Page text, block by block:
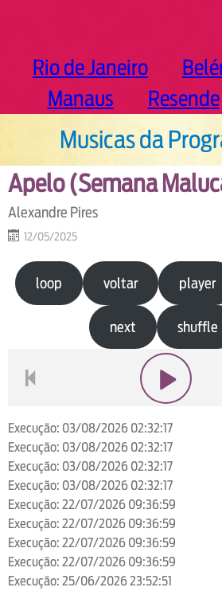
Rio de Janeiro
Manaus
Resende
Musicas da
Apelo (Semana
Alexandre Pires
12/05/2025
loop voltar player
next shuffle
Execução: 03/08/2026 02:32:17
Execução: 03/08/2026 02:32:17
Execução: 03/08/2026 02:32:17
Execução: 03/08/2026 02:32:17
Execução: 22/07/2026 09:36:59
Execução: 22/07/2026 09:36:59
Execução: 22/07/2026 09:36:59
Execução: 22/07/2026 09:36:59
Execução: 25/06/2026 23:52:51